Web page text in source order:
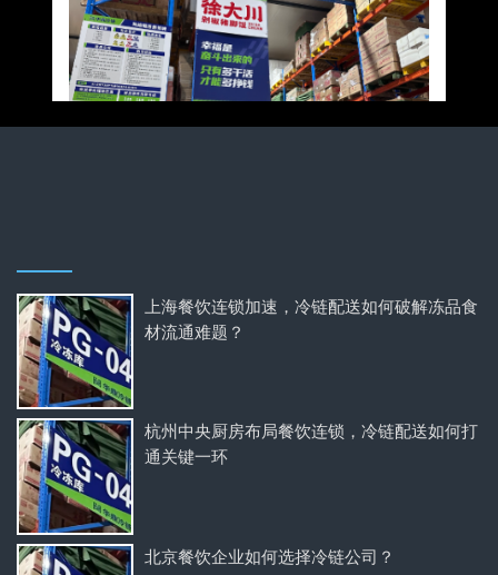
上海餐饮连锁加速，冷链配送如何破解冻品食
材流通难题？
杭州中央厨房布局餐饮连锁，冷链配送如何打
通关键一环
北京餐饮企业如何选择冷链公司？